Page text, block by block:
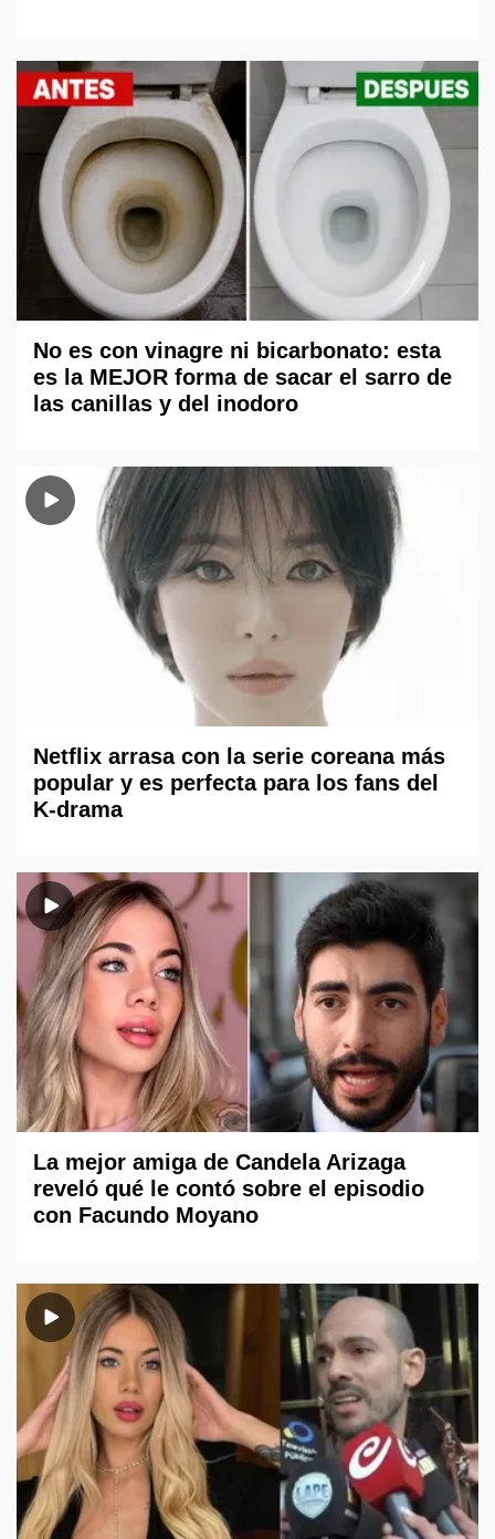
No es con vinagre ni bicarbonato: esta
es la MEJOR forma de sacar el sarro de
las canillas y del inodoro
Netflix arrasa con la serie coreana más
popular y es perfecta para los fans del
K-drama
La mejor amiga de Candela Arizaga
reveló qué le contó sobre el episodio
con Facundo Moyano